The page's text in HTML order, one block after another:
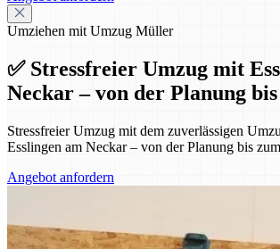
Umziehen mit Umzug Müller
✅ Stressfreier Umzug mit
Neckar – von der Planung
Stressfreier Umzug mit dem zuverlässigen
Esslingen am Neckar – von der Planung bis
Angebot anfordern